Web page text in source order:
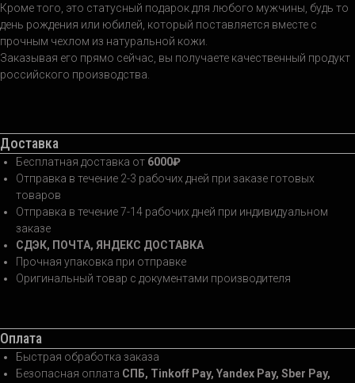
Кроме того, это статусный подарок для любого мужчины, будь то
день рождения или юбилей, который поставляется вместе с
прочным чехлом из натуральной кожи.
Заказывая его прямо сейчас, вы получаете качественный продукт
российского производства.
Доставка
Бесплатная доставка от 6000₽
Отправка в течение 2-3 рабочих дней при заказе готовых
товаров
Отправка в течение 7-14 рабочих дней при индивидуальном
заказе
СДЭК, ПОЧТА, ЯНДЕКС ДОСТАВКА
Прочная упаковка при отправке
Оригинальный товар с документами производителя
Оплата
Быстрая обработка заказа
Безопасная оплата СПБ, Tinkoff Pay, Yandex Pay, Sber Pay,